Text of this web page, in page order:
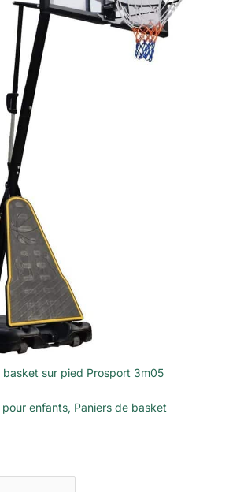
basket sur pied Prosport 3m05
enfants, Paniers de basket